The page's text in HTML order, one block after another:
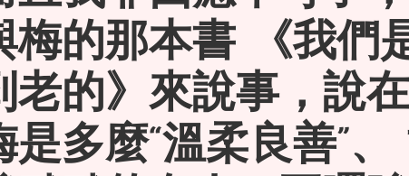
梅的那本書 《我們
老的》來說事，說
是多麼“溫柔良善”